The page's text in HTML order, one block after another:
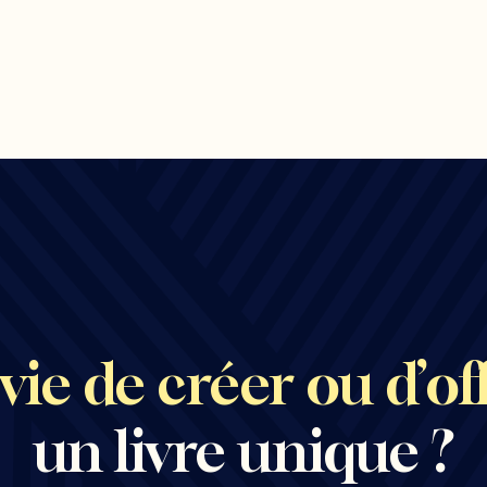
de créer ou
un livre unique ?